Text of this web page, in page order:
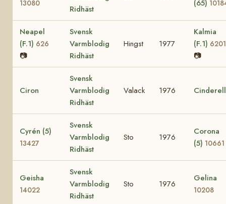
13080
Ridhäst
(65)
Neapel
(F.1) 626
📷
Svensk
Varmblodig
Ridhäst
Hingst 1977
Kalmia
(F.1) 6201
📷
Ciron
Svensk
Varmblodig
Ridhäst
Valack 1976
Cyrén (5)
13427
Svensk
Varmblodig
Ridhäst
Sto 1976
Corona
(5) 10661
Geisha
14022
Svensk
Varmblodig
Ridhäst
Sto 1976
Gelina
10208